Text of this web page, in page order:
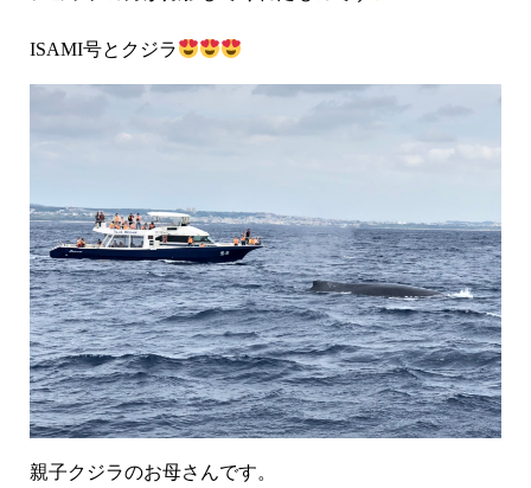
ISAMI号とクジラ
親子クジラのお母さんです。